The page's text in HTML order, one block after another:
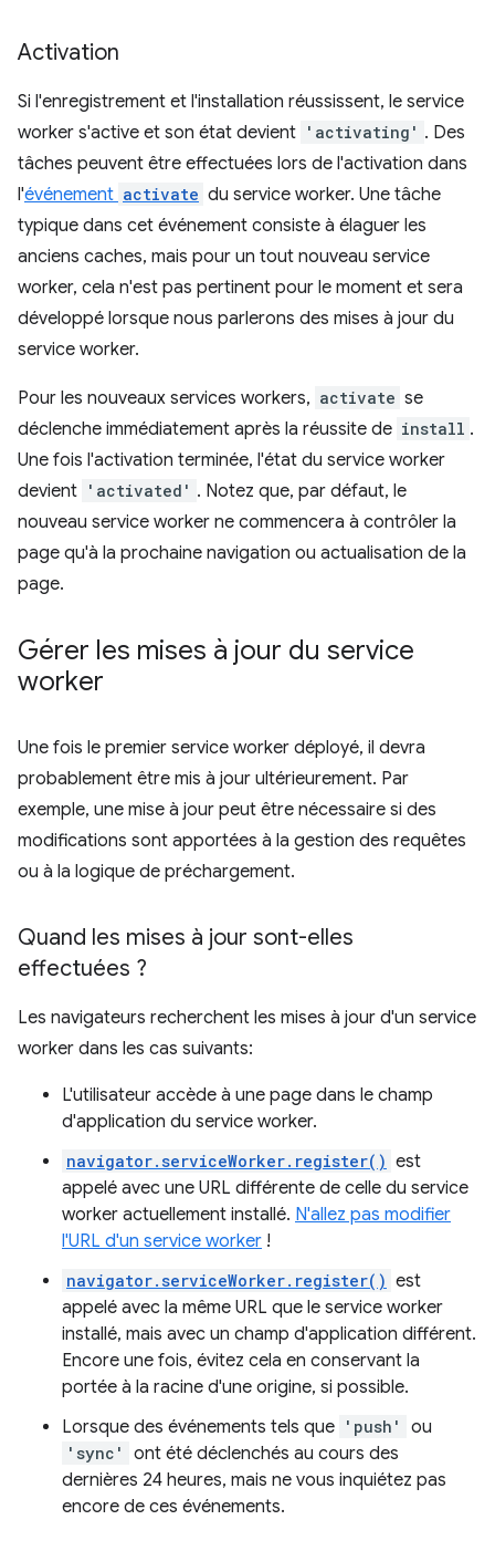
Activation
Si l'enregistrement et l'installation réussissent, le service
worker s'active et son état devient 'activating' . Des
tâches peuvent être effectuées lors de l'activation dans
l'événement activate du service worker. Une tâche
typique dans cet événement consiste à élaguer les
anciens caches, mais pour un tout nouveau service
worker, cela n'est pas pertinent pour le moment et sera
développé lorsque nous parlerons des mises à jour du
service worker.
Pour les nouveaux services workers, activate se
déclenche immédiatement après la réussite de install .
Une fois l'activation terminée, l'état du service worker
devient 'activated' . Notez que, par défaut, le
nouveau service worker ne commencera à contrôler la
page qu'à la prochaine navigation ou actualisation de la
page.
Gérer les mises à jour du service
worker
Une fois le premier service worker déployé, il devra
probablement être mis à jour ultérieurement. Par
exemple, une mise à jour peut être nécessaire si des
modifications sont apportées à la gestion des requêtes
ou à la logique de préchargement.
Quand les mises à jour sont-elles
effectuées ?
Les navigateurs recherchent les mises à jour d'un service
worker dans les cas suivants:
L'utilisateur accède à une page dans le champ
d'application du service worker.
navigator.serviceWorker.register() est
appelé avec une URL différente de celle du service
worker actuellement installé. N'allez pas modifier
l'URL d'un service worker !
navigator.serviceWorker.register() est
appelé avec la même URL que le service worker
installé, mais avec un champ d'application différent.
Encore une fois, évitez cela en conservant la
portée à la racine d'une origine, si possible.
Lorsque des événements tels que 'push' ou
'sync'
ont été déclenchés au cours des
dernières 24 heures, mais ne vous inquiétez pas
encore de ces événements.